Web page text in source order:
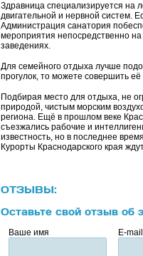
Здравница специализируется на
двигательной и нервной систем.
Администрация санатория
мероприятия непосредственно
заведениях.
Для семейного отдыха лучше
прогулок, то можете совершить
Подбирая место для отдыха, не
природой, чистым морским
региона. Ещё в прошлом веке
съезжались рабочие и
известность, но в последнее
Курорты Краснодарского края
ОТЗЫВЫ:
Оставьте свой отзыв об
Ваше имя E-mail